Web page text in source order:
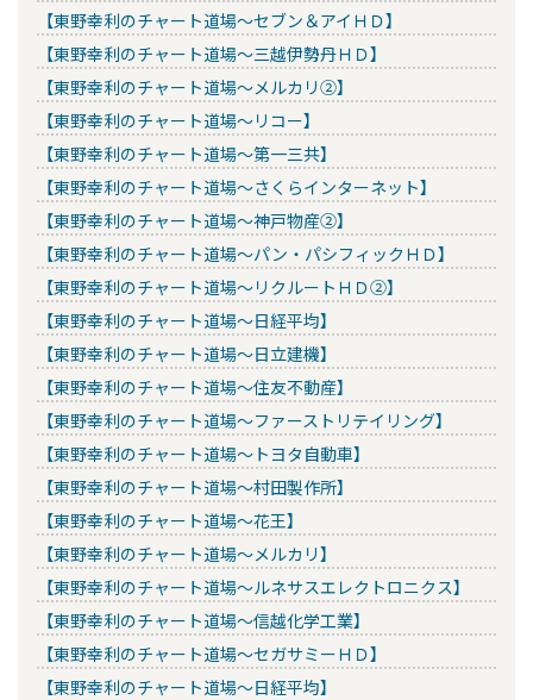
【東野幸利のチャート道場～セブン＆アイＨＤ】
【東野幸利のチャート道場～三越伊勢丹ＨＤ】
【東野幸利のチャート道場～メルカリ②】
【東野幸利のチャート道場～リコー】
【東野幸利のチャート道場～第一三共】
【東野幸利のチャート道場～さくらインターネット】
【東野幸利のチャート道場～神戸物産②】
【東野幸利のチャート道場～パン・パシフィックＨＤ】
【東野幸利のチャート道場～リクルートＨＤ②】
【東野幸利のチャート道場～日経平均】
【東野幸利のチャート道場～日立建機】
【東野幸利のチャート道場～住友不動産】
【東野幸利のチャート道場～ファーストリテイリング】
【東野幸利のチャート道場～トヨタ自動車】
【東野幸利のチャート道場～村田製作所】
【東野幸利のチャート道場～花王】
【東野幸利のチャート道場～メルカリ】
【東野幸利のチャート道場～ルネサスエレクトロニクス】
【東野幸利のチャート道場～信越化学工業】
【東野幸利のチャート道場～セガサミーＨＤ】
【東野幸利のチャート道場～日経平均】